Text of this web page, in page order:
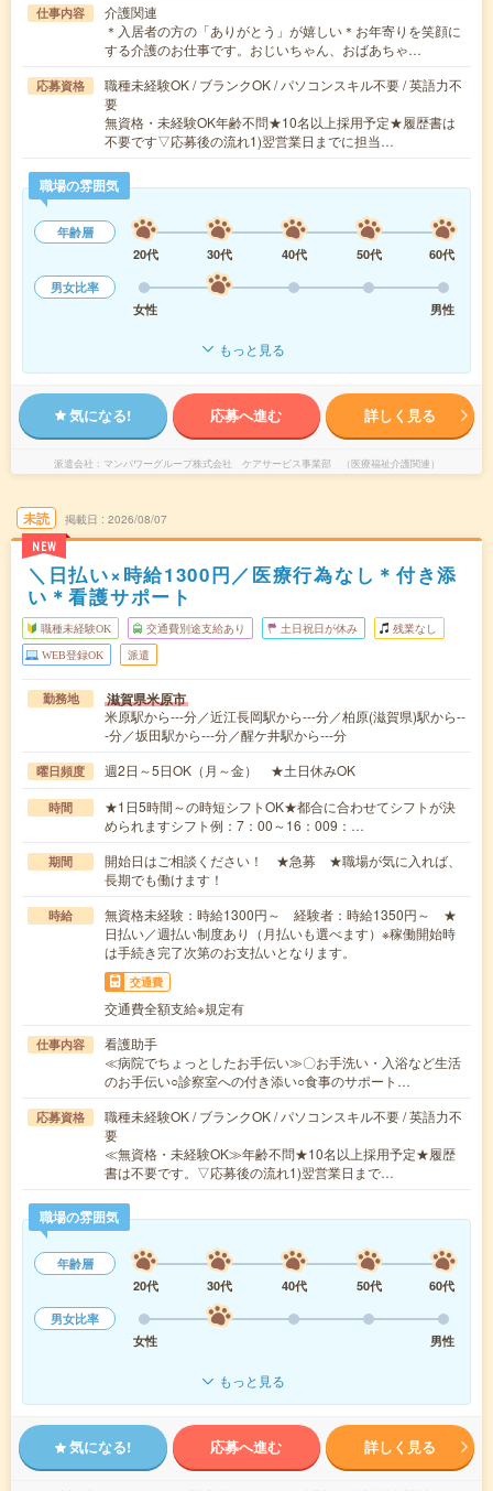
仕事内容
介護関連
＊入居者の方の「ありがとう」が嬉しい＊お年寄りを笑顔に
する介護のお仕事です。おじいちゃん、おばあちゃ…
応募資格
職種未経験OK / ブランクOK / パソコンスキル不要 / 英語力不
要
無資格・未経験OK年齢不問★10名以上採用予定★履歴書は
不要です▽応募後の流れ1)翌営業日までに担当…
職場の雰囲気
年齢層
20代
30代 40代 50代
60代
男女比率
女性
男性
もっと見る
気になる! 応募へ進む 詳しく見る
派遣会社 マンパワーグループ株式会社 ケアサービス事業部 （医療福祉介護関連）
未読
NEW
掲載日 2026/08/07
＼日払い×時給1300円／医療行為なし＊付き添
い＊看護サポート
職種未経験OK 交通費別途支給あり 土日祝日が休み 残業なし
WEB登録OK 派遣
勤務地 滋賀県米原市
米原駅から---分／近江長岡駅から---分／柏原(滋賀県)駅から--
-分／坂田駅から---分／醒ケ井駅から---分
曜日頻度 週2日～5日OK（月～金） ★土日休みOK
時間
★1日5時間～の時短シフトOK★都合に合わせてシフトが決
められますシフト例：7：00～16：009：…
期間
開始日はご相談ください！ ★急募 ★職場が気に入れば、
長期でも働けます！
時給
無資格未経験：時給1300円～ 経験者：時給1350円～ ★
日払い／週払い制度あり（月払いも選べます）※稼働開始時
は手続き完了次第のお支払いとなります。
交通費
交通費全額支給※規定有
仕事内容
看護助手
≪病院でちょっとしたお手伝い≫〇お手洗い・入浴など生活
のお手伝い○診察室への付き添い○食事のサポート…
応募資格
職種未経験OK / ブランクOK / パソコンスキル不要 / 英語力不
要
≪無資格・未経験OK≫年齢不問★10名以上採用予定★履歴
書は不要です。▽応募後の流れ1)翌営業日まで…
職場の雰囲気
年齢層
20代
30代 40代 50代
60代
男女比率
女性
男性
もっと見る
気になる! 応募へ進む 詳しく見る